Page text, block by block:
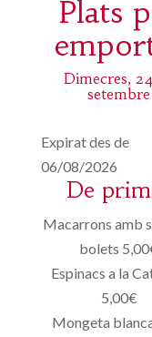
Plats
Dimecres,
setembre
Expirat des de
06/08/2026
De
Macarrons amb
bolets
Espinacs a la
5,00€
Mongeta